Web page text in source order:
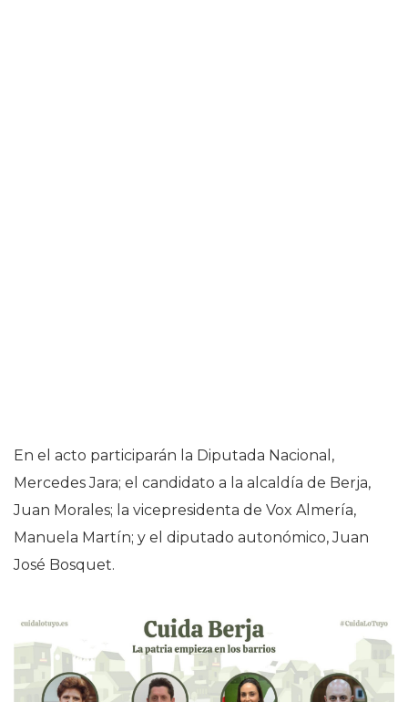
En el acto participarán la Diputada Nacional,
Mercedes Jara; el candidato a la alcaldía de Berja,
Juan Morales; la vicepresidenta de Vox Almería,
Manuela Martín; y el diputado autonómico, Juan
José Bosquet.